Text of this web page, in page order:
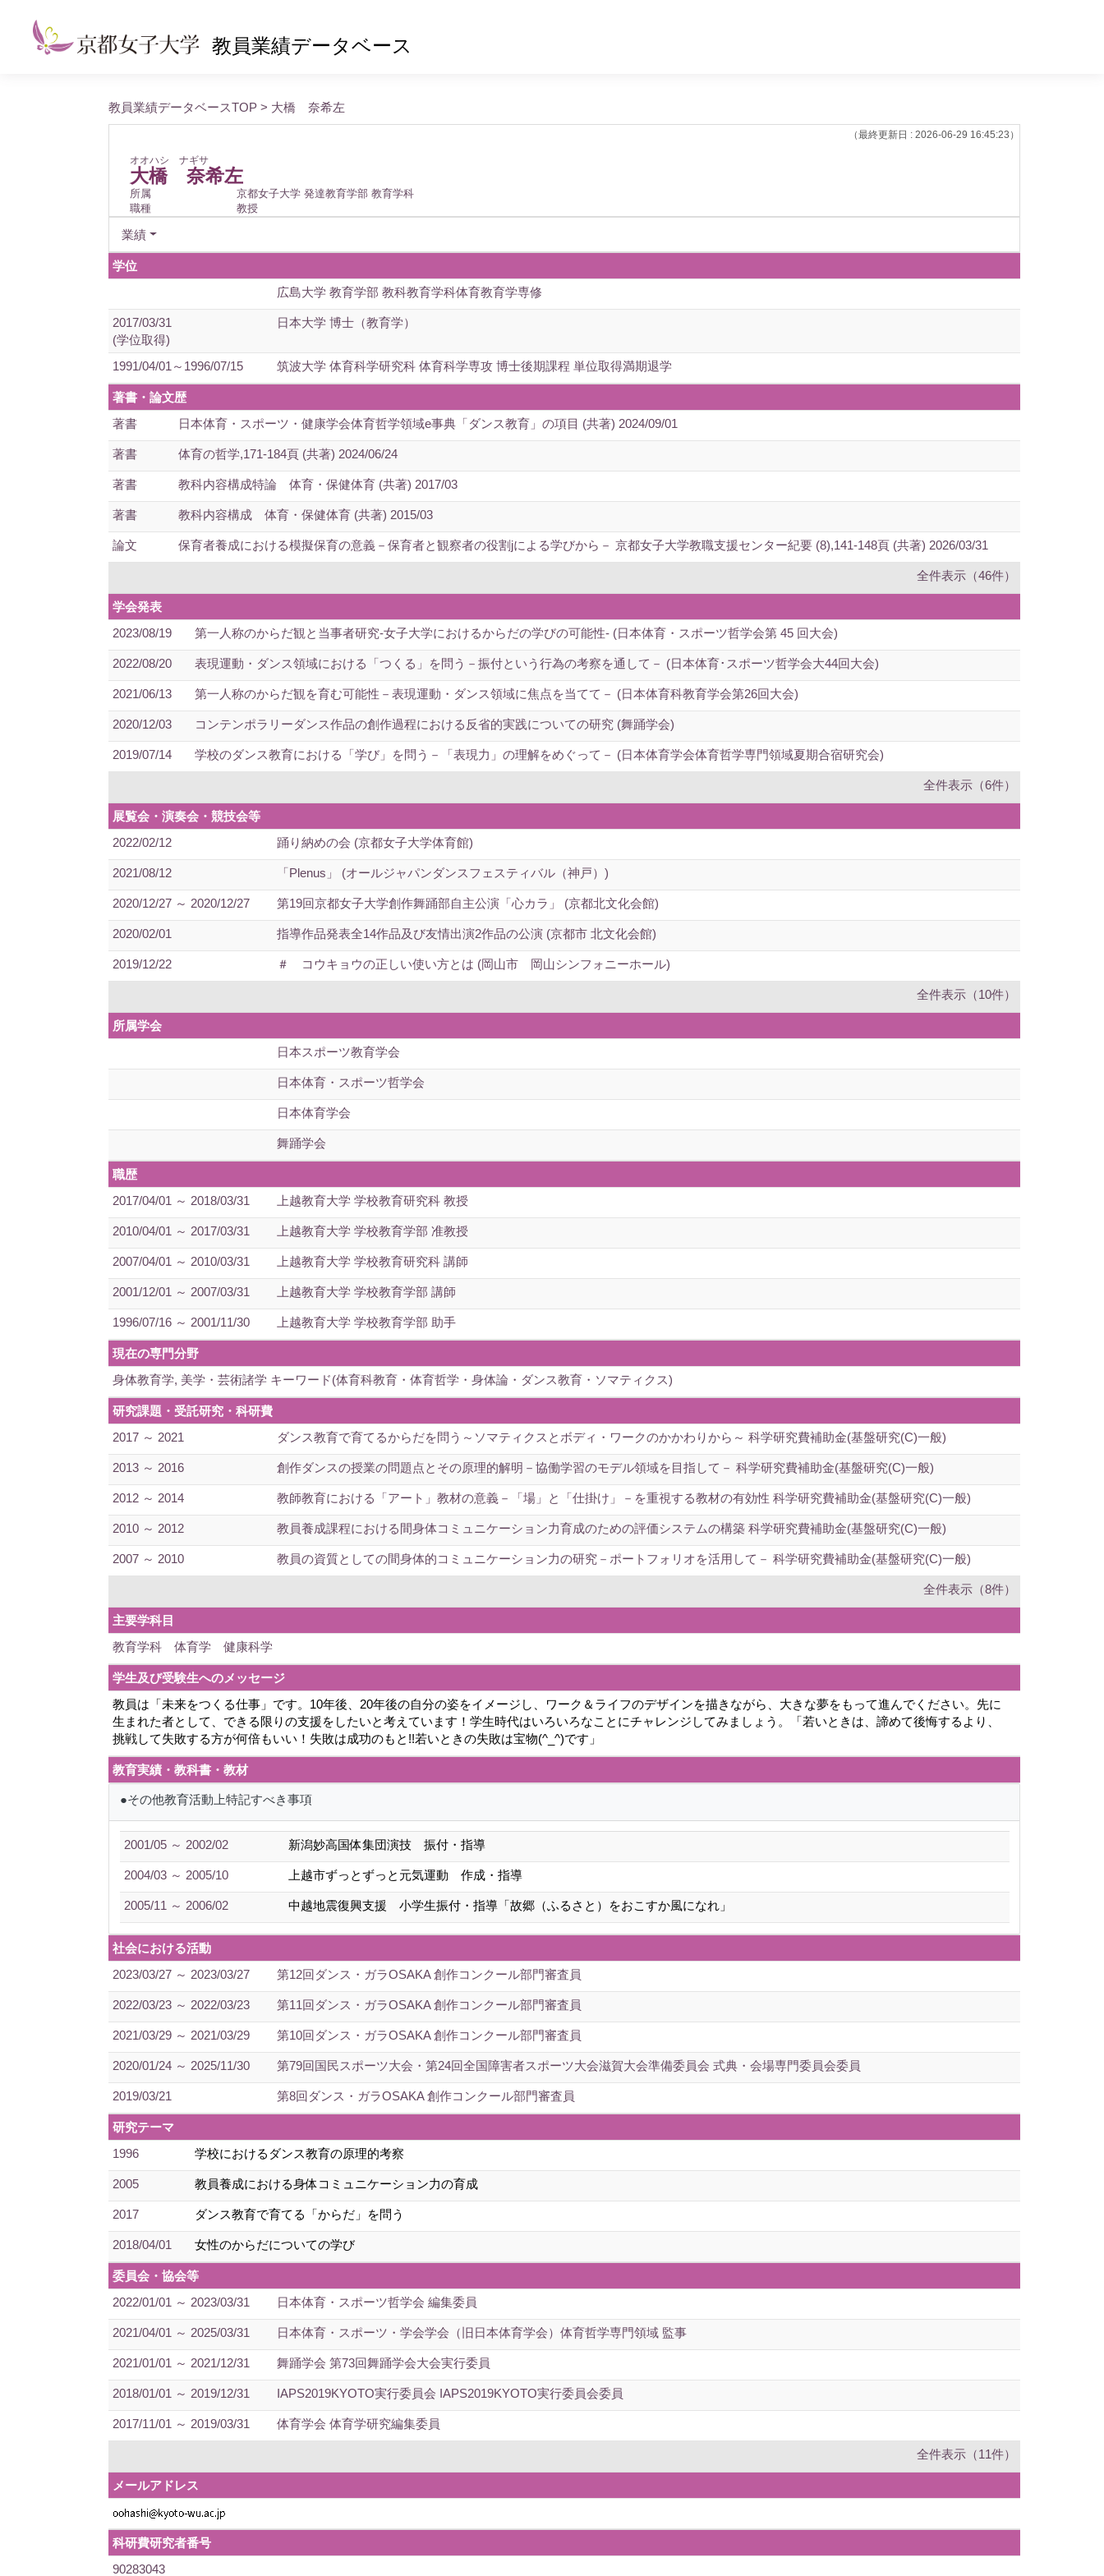
教員業績データベース
教員業績データベースTOP > 大橋 奈希左
（最終更新日 : 2026-06-29 16:45:23）
オオハシ ナギサ
大橋 奈希左
所属
京都女子大学 発達教育学部 教育学科
職種
教授
業績
学位
広島大学 教育学部 教科教育学科体育教育学専修
2017/03/31
(学位取得)
日本大学 博士（教育学）
1991/04/01～1996/07/15 筑波大学 体育科学研究科 体育科学専攻 博士後期課程 単位取得満期退学
著書・論文歴
著書
日本体育・スポーツ・健康学会体育哲学領域e事典「ダンス教育」の項目 (共著) 2024/09/01
著書 体育の哲学,171-184頁 (共著) 2024/06/24
著書 教科内容構成特論 体育・保健体育 (共著) 2017/03
著書 教科内容構成 体育・保健体育 (共著) 2015/03
論文 保育者養成における模擬保育の意義－保育者と観察者の役割jによる学びから－ 京都女子大学教職支援センター紀要 (8),141-148頁 (共著) 2026/03/31
全件表示（46件）
学会発表
2023/08/19
第一人称のからだ観と当事者研究-女子大学におけるからだの学びの可能性- (日本体育・スポーツ哲学会第 45 回大会)
2022/08/20 表現運動・ダンス領域における「つくる」を問う－振付という行為の考察を通して－ (日本体育･スポーツ哲学会大44回大会)
2021/06/13 第一人称のからだ観を育む可能性－表現運動・ダンス領域に焦点を当てて－ (日本体育科教育学会第26回大会)
2020/12/03 コンテンポラリーダンス作品の創作過程における反省的実践についての研究 (舞踊学会)
2019/07/14 学校のダンス教育における「学び」を問う－「表現力」の理解をめぐって－ (日本体育学会体育哲学専門領域夏期合宿研究会)
全件表示（6件）
展覧会・演奏会・競技会等
2022/02/12
踊り納めの会 (京都女子大学体育館)
2021/08/12 「Plenus」 (オールジャパンダンスフェスティバル（神戸）)
2020/12/27 ～ 2020/12/27 第19回京都女子大学創作舞踊部自主公演「心カラ」 (京都北文化会館)
2020/02/01 指導作品発表全14作品及び友情出演2作品の公演 (京都市 北文化会館)
2019/12/22 ＃ コウキョウの正しい使い方とは (岡山市 岡山シンフォニーホール)
全件表示（10件）
所属学会
日本スポーツ教育学会
日本体育・スポーツ哲学会
日本体育学会
舞踊学会
職歴
2017/04/01 ～ 2018/03/31
上越教育大学 学校教育研究科 教授
2010/04/01 ～ 2017/03/31 上越教育大学 学校教育学部 准教授
2007/04/01 ～ 2010/03/31 上越教育大学 学校教育研究科 講師
2001/12/01 ～ 2007/03/31 上越教育大学 学校教育学部 講師
1996/07/16 ～ 2001/11/30 上越教育大学 学校教育学部 助手
現在の専門分野
身体教育学, 美学・芸術諸学 キーワード(体育科教育・体育哲学・身体論・ダンス教育・ソマティクス)
研究課題・受託研究・科研費
2017 ～ 2021
ダンス教育で育てるからだを問う～ソマティクスとボディ・ワークのかかわりから～ 科学研究費補助金(基盤研究(C)一般)
2013 ～ 2016 創作ダンスの授業の問題点とその原理的解明－協働学習のモデル領域を目指して－ 科学研究費補助金(基盤研究(C)一般)
2012 ～ 2014 教師教育における「アート」教材の意義－「場」と「仕掛け」－を重視する教材の有効性 科学研究費補助金(基盤研究(C)一般)
2010 ～ 2012 教員養成課程における間身体コミュニケーション力育成のための評価システムの構築 科学研究費補助金(基盤研究(C)一般)
2007 ～ 2010 教員の資質としての間身体的コミュニケーション力の研究－ポートフォリオを活用して－ 科学研究費補助金(基盤研究(C)一般)
全件表示（8件）
主要学科目
教育学科 体育学 健康科学
学生及び受験生へのメッセージ
教員は「未来をつくる仕事」です。10年後、20年後の自分の姿をイメージし、ワーク＆ライフのデザインを描きながら、大きな夢をもって進んでください。先に
生まれた者として、できる限りの支援をしたいと考えています！学生時代はいろいろなことにチャレンジしてみましょう。「若いときは、諦めて後悔するより、
挑戦して失敗する方が何倍もいい！失敗は成功のもと!!若いときの失敗は宝物(^_^)です」
教育実績・教科書・教材
●その他教育活動上特記すべき事項
2001/05 ～ 2002/02 新潟妙高国体集団演技 振付・指導
2004/03 ～ 2005/10 上越市ずっとずっと元気運動 作成・指導
2005/11 ～ 2006/02 中越地震復興支援 小学生振付・指導「故郷（ふるさと）をおこすか風になれ」
社会における活動
2023/03/27 ～ 2023/03/27
第12回ダンス・ガラOSAKA 創作コンクール部門審査員
2022/03/23 ～ 2022/03/23 第11回ダンス・ガラOSAKA 創作コンクール部門審査員
2021/03/29 ～ 2021/03/29 第10回ダンス・ガラOSAKA 創作コンクール部門審査員
2020/01/24 ～ 2025/11/30 第79回国民スポーツ大会・第24回全国障害者スポーツ大会滋賀大会準備委員会 式典・会場専門委員会委員
2019/03/21 第8回ダンス・ガラOSAKA 創作コンクール部門審査員
研究テーマ
1996
学校におけるダンス教育の原理的考察
2005 教員養成における身体コミュニケーション力の育成
2017 ダンス教育で育てる「からだ」を問う
2018/04/01 女性のからだについての学び
委員会・協会等
2022/01/01 ～ 2023/03/31
日本体育・スポーツ哲学会 編集委員
2021/04/01 ～ 2025/03/31 日本体育・スポーツ・学会学会（旧日本体育学会）体育哲学専門領域 監事
2021/01/01 ～ 2021/12/31 舞踊学会 第73回舞踊学会大会実行委員
2018/01/01 ～ 2019/12/31 IAPS2019KYOTO実行委員会 IAPS2019KYOTO実行委員会委員
2017/11/01 ～ 2019/03/31 体育学会 体育学研究編集委員
全件表示（11件）
メールアドレス
科研費研究者番号
90283043